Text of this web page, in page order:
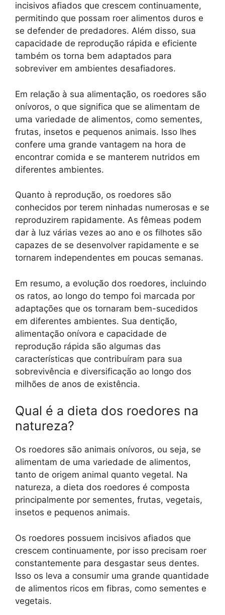
incisivos afiados que crescem continuamente,
permitindo que possam roer alimentos duros e
se defender de predadores. Além disso, sua
capacidade de reprodução rápida e eficiente
também os torna bem adaptados para
sobreviver em ambientes desafiadores.
Em relação à sua alimentação, os roedores são
onívoros, o que significa que se alimentam de
uma variedade de alimentos, como sementes,
frutas, insetos e pequenos animais. Isso lhes
confere uma grande vantagem na hora de
encontrar comida e se manterem nutridos em
diferentes ambientes.
Quanto à reprodução, os roedores são
conhecidos por terem ninhadas numerosas e se
reproduzirem rapidamente. As fêmeas podem
dar à luz várias vezes ao ano e os filhotes são
capazes de se desenvolver rapidamente e se
tornarem independentes em poucas semanas.
Em resumo, a evolução dos roedores, incluindo
os ratos, ao longo do tempo foi marcada por
adaptações que os tornaram bem-sucedidos
em diferentes ambientes. Sua dentição,
alimentação onívora e capacidade de
reprodução rápida são algumas das
características que contribuíram para sua
sobrevivência e diversificação ao longo dos
milhões de anos de existência.
Qual é a dieta dos roedores na
natureza?
Os roedores são animais onívoros, ou seja, se
alimentam de uma variedade de alimentos,
tanto de origem animal quanto vegetal. Na
natureza, a dieta dos roedores é composta
principalmente por sementes, frutas, vegetais,
insetos e pequenos animais.
Os roedores possuem incisivos afiados que
crescem continuamente, por isso precisam roer
constantemente para desgastar seus dentes.
Isso os leva a consumir uma grande quantidade
de alimentos ricos em fibras, como sementes e
vegetais.